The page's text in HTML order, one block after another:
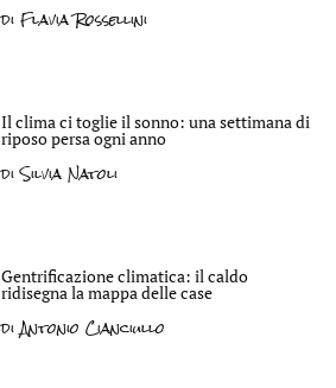
di Flavia Rossellini
Il clima ci toglie il sonno: una settimana di
riposo persa ogni anno
diSilvia Natoli
Gentrificazione climatica: il caldo
ridisegna la mappa delle case
diAntonio Cianciullo